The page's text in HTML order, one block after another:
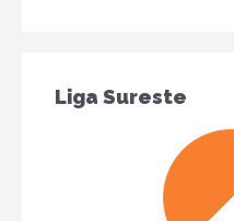
Liga Sureste